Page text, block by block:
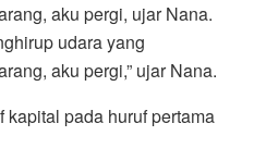
aku pergi, ujar Nana.
udara yang
aku pergi,” ujar Nana.
pada huruf pertama